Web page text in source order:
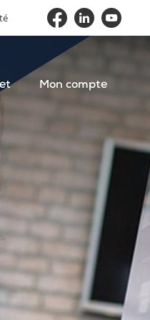
Mon compte